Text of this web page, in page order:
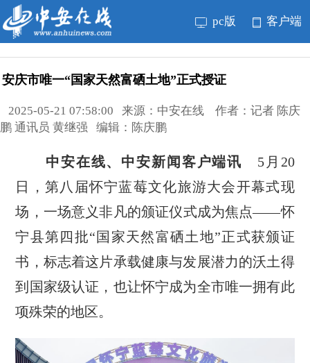
pc版 客户端
安庆市唯一“国家天然富硒土地”正式授证
2025-05-21 07:58:00 来源：中安在线 作者：记者 陈庆
鹏 通讯员 黄继强 编辑：陈庆鹏
中安在线、中安新闻客户端讯 5月20
日，第八届怀宁蓝莓文化旅游大会开幕式现
场，一场意义非凡的颁证仪式成为焦点——怀
宁县第四批“国家天然富硒土地”正式获颁证
书，标志着这片承载健康与发展潜力的沃土得
到国家级认证，也让怀宁成为全市唯一拥有此
项殊荣的地区。